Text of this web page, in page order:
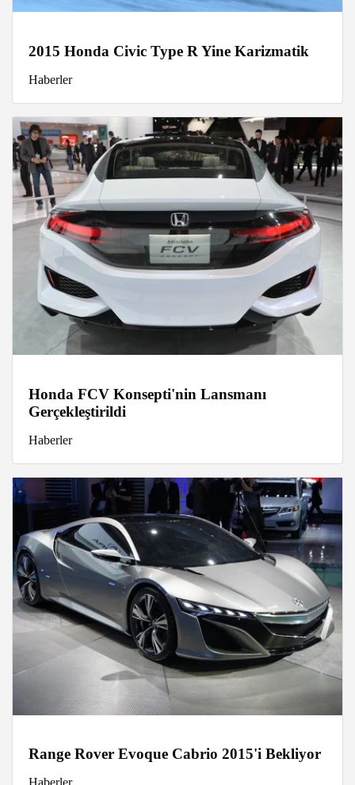
2015 Honda Civic Type R Yine Karizmatik
Haberler
Honda FCV Konsepti'nin Lansmanı
Gerçekleştirildi
Haberler
Range Rover Evoque Cabrio 2015'i Bekliyor